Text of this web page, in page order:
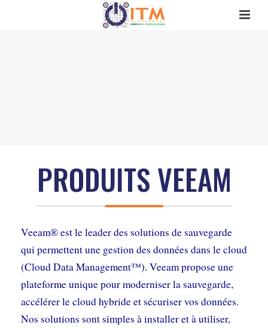
PRODUITS VEEAM
Veeam® est le leader des solutions de sauvegarde
qui permettent une gestion des données dans le cloud
(Cloud Data Management™). Veeam propose une
plateforme unique pour moderniser la sauvegarde,
accélérer le cloud hybride et sécuriser vos données.
Nos solutions sont simples à installer et à utiliser,